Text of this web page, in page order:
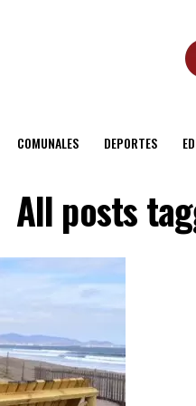
COMUNALES DEPORTES
All posts